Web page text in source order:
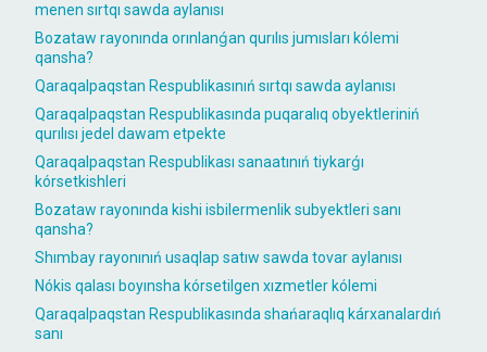
menen sırtqı sawda aylanısı
Bozataw rayonında orınlanǵan qurılıs jumısları kólemi
qansha?
Qaraqalpaqstan Respublikasınıń sırtqı sawda aylanısı
Qaraqalpaqstan Respublikasında puqaralıq obyektleriniń
qurılısı jedel dawam etpekte
Qaraqalpaqstan Respublikası sanaatınıń tiykarǵı
kórsetkishleri
Bozataw rayonında kishi isbilermenlik subyektleri sanı
qansha?
Shımbay rayonınıń usaqlap satıw sawda tovar aylanısı
Nókis qalası boyınsha kórsetilgen xızmetler kólemi
Qaraqalpaqstan Respublikasında shańaraqlıq kárxanalardıń
sanı